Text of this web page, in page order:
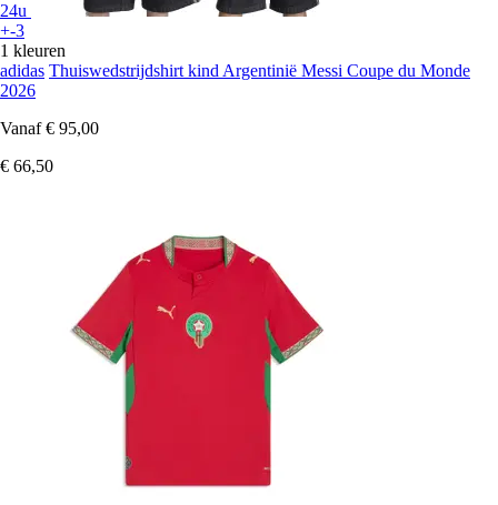
24u
+-3
1 kleuren
adidas Thuiswedstrijdshirt kind Argentinië Messi Coupe du Monde
2026
Vanaf € 95,00
€ 66,50